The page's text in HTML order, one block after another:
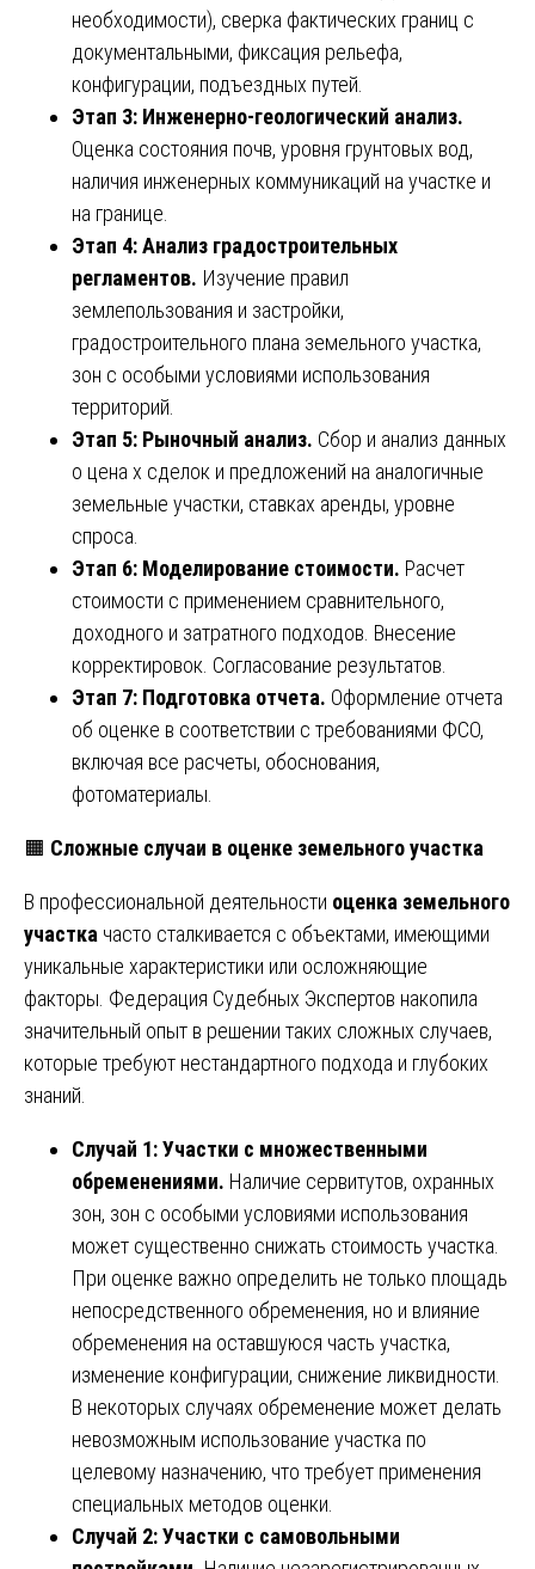
необходимости), сверка фактических границ с
документальными, фиксация рельефа,
конфигурации, подъездных путей.
Этап 3: Инженерно-геологический анализ.
Оценка состояния почв, уровня грунтовых вод,
наличия инженерных коммуникаций на участке и
на границе.
Этап 4: Анализ градостроительных
регламентов. Изучение правил
землепользования и застройки,
градостроительного плана земельного участка,
зон с особыми условиями использования
территорий.
Этап 5: Рыночный анализ. Сбор и анализ данных
о цена х сделок и предложений на аналогичные
земельные участки, ставках аренды, уровне
спроса.
Этап 6: Моделирование стоимости. Расчет
стоимости с применением сравнительного,
доходного и затратного подходов. Внесение
корректировок. Согласование результатов.
Этап 7: Подготовка отчета. Оформление отчета
об оценке в соответствии с требованиями ФСО,
включая все расчеты, обоснования,
фотоматериалы.
🟧 Сложные случаи в оценке земельного участка
В профессиональной деятельности оценка земельного
участка часто сталкивается с объектами, имеющими
уникальные характеристики или осложняющие
факторы. Федерация Судебных Экспертов накопила
значительный опыт в решении таких сложных случаев,
которые требуют нестандартного подхода и глубоких
знаний.
Случай 1: Участки с множественными
обременениями. Наличие сервитутов, охранных
зон, зон с особыми условиями использования
может существенно снижать стоимость участка.
При оценке важно определить не только площадь
непосредственного обременения, но и влияние
обременения на оставшуюся часть участка,
изменение конфигурации, снижение ликвидности.
В некоторых случаях обременение может делать
невозможным использование участка по
целевому назначению, что требует применения
специальных методов оценки.
Случай 2: Участки с самовольными